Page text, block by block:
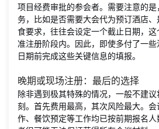
项目经费审批的参会者。需要注意的
务，比如是否需要大会代为预订酒店
食要求，往往会设定一个截止日期，
准注册阶段内。因此，即使多付了一
日期前完成这些关键信息的填报。
晚期或现场注册：最后的选择
除非遇到极其特殊的情况，一般不建
刻。首先费用最高，其次风险最大。
作、餐饮预定等工作均已按前期报名